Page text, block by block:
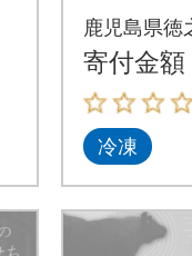
ち)赤身
(二段)
鹿児島県徳
寄付金額
冷凍